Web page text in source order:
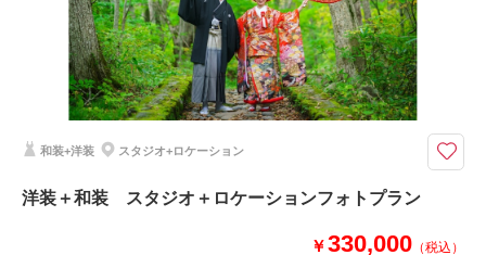
家族と撮影 家族用衣装レンタル ペットと撮影
その他含むもの
福島県内出張料 ブーケ（造花）
和装+洋装 スタジオ+ロケーション
洋装＋和装 スタジオ＋ロケーションフォトプラン
￥330,000 （税込）